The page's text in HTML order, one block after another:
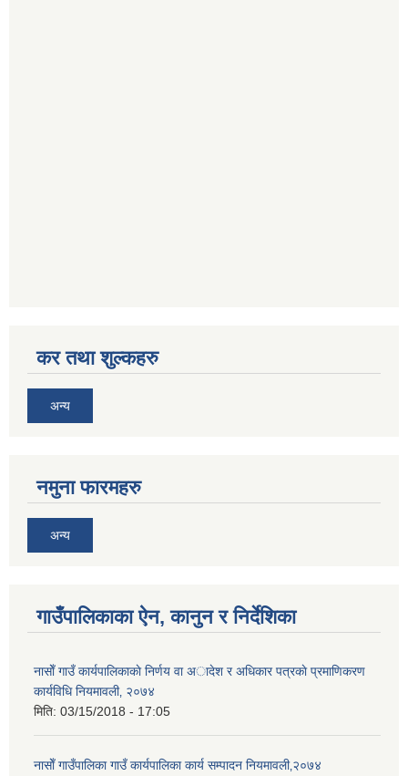
कर तथा शुल्कहरु
अन्य
नमुना फारमहरु
अन्य
गाउँपालिकाका ऐन, कानुन र निर्देशिका
नासाेँ गाउँ कार्यपालिकाकाे निर्णय वा अादेश र अधिकार पत्रकाे प्रमाणिकरण
कार्यविधि नियमावली‚ २०७४
मिति: 03/15/2018 - 17:05
नासाेँ गाउँपालिका गाउँ कार्यपालिका कार्य सम्पादन नियमावली‚२०७४